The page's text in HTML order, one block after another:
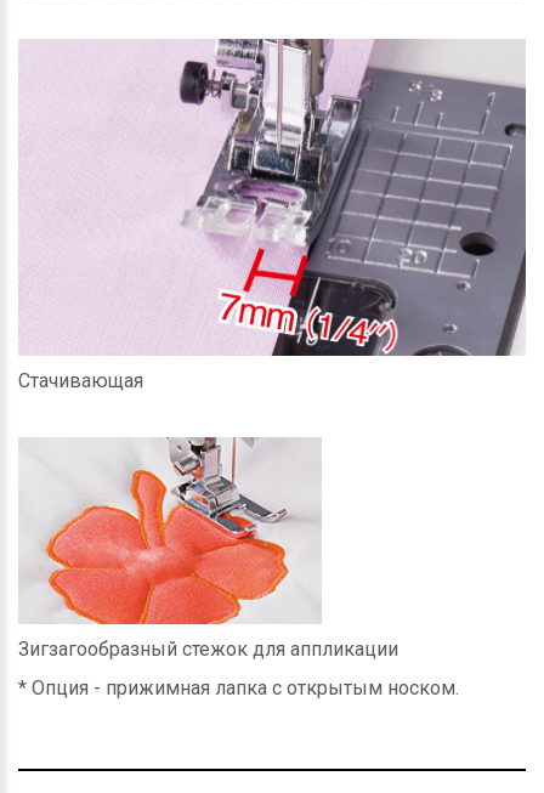
Стачивающая
Зигзагообразный стежок для аппликации
* Опция - прижимная лапка с открытым носком.